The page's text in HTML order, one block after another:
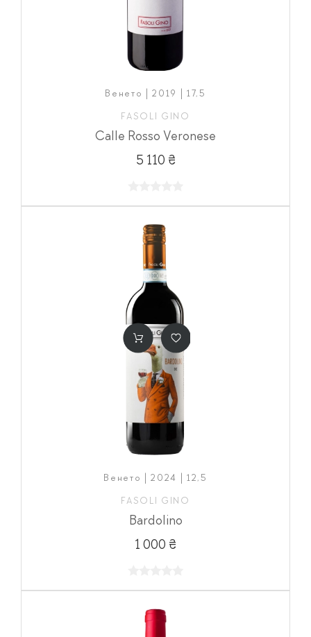
Венето | 2019 | 17,5
FASOLI GINO
Calle Rosso Veronese
5 110 ₴
Венето | 2024 | 12,5
FASOLI GINO
Bardolino
1 000 ₴